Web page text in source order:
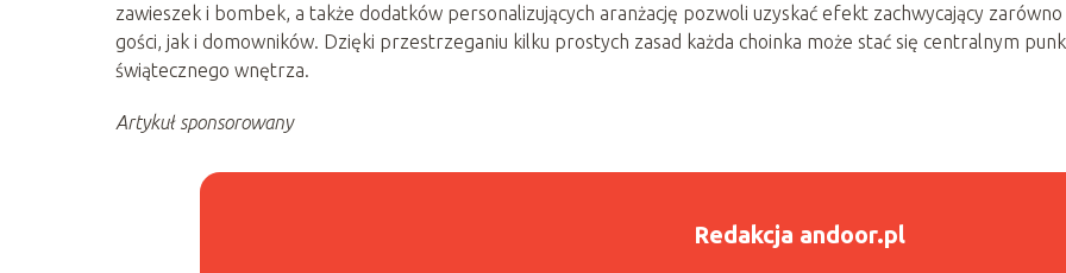
zawieszek i bombek, a także dodatków personalizujących aranżację pozwoli uzyskać efekt zachwycający zarówno
gości, jak i domowników. Dzięki przestrzeganiu kilku prostych zasad każda choinka może stać się centralnym
świątecznego wnętrza.
Artykuł sponsorowany
Redakcja andoor.pl